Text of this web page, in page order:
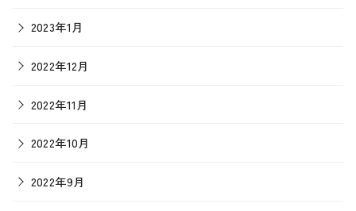
2023年1月
2022年12月
2022年11月
2022年10月
2022年9月